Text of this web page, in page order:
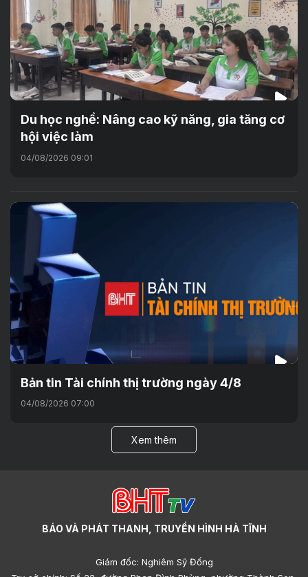
Du học nghề: Nâng cao kỹ năng, gia tăng cơ
hội việc làm
04/08/2026 09:01
Bản tin Tài chính thị trường ngày 4/8
04/08/2026 07:00
Xem thêm
BÁO VÀ PHÁT THANH, TRUYỀN HÌNH HÀ TĨNH
Giám đốc: Nghiêm Sỹ Đống